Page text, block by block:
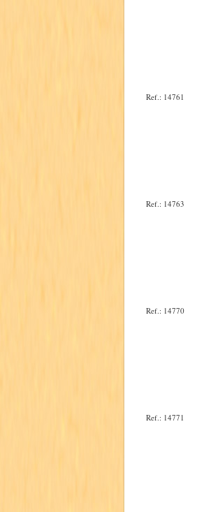
Ref.: 14761
Ref.: 14763
Ref.: 14770
Ref.: 14771